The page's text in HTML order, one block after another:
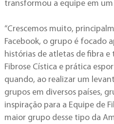
transformou a equipe em
“Crescemos muito,
Facebook, o grupo é focado
histórias de atletas de fibra e
Fibrose Cística e prática
quando, ao realizar um
grupos em diversos países,
inspiração para a Equipe de
maior grupo desse tipo da